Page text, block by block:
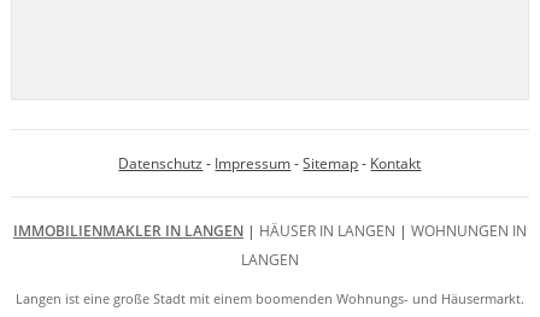
Datenschutz - Impressum-Sitemap- Kontakt
IMMOBILIENMAKLER IN LANGEN| HÄUSER IN LANGEN | WOHNUNGEN IN
LANGEN
Langen ist eine große Stadt mit einem boomenden Wohnungs- und Häusermarkt.